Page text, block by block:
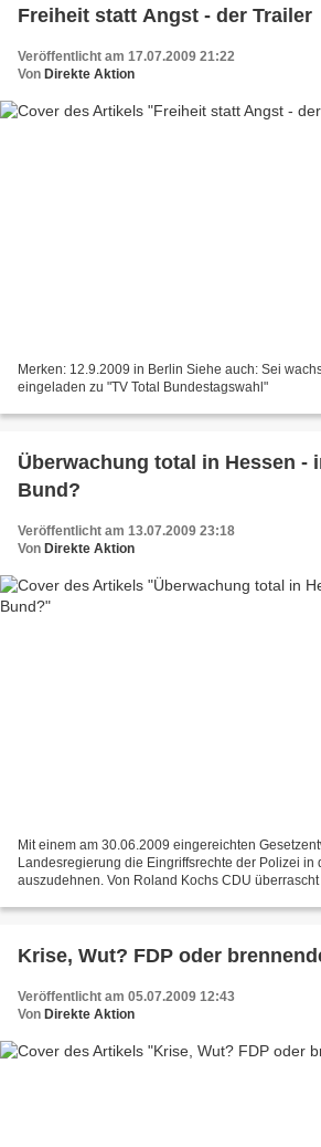
Freiheit statt Angst - der Trailer
Veröffentlicht am 17.07.2009 21:22
Von Direkte Aktion
Merken: 12.9.2009 in Berlin Siehe auch: Sei
eingeladen zu "TV Total Bundestagswahl"
Überwachung total in Hessen -
Bund?
Veröffentlicht am 13.07.2009 23:18
Von Direkte Aktion
Mit einem am 30.06.2009 eingereichten
Landesregierung die Eingriffsrechte der Polizei in
auszudehnen. Von Roland Kochs CDU
Krise, Wut? FDP oder
Veröffentlicht am 05.07.2009 12:43
Von Direkte Aktion